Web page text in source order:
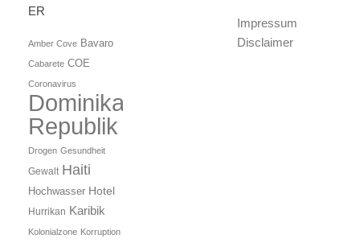
ER
Amber Cove Bavaro
Cabarete COE
Coronavirus
Dominikanische
Republik
Drogen Gesundheit
Gewalt Haiti
Hochwasser Hotel
Hurrikan Karibik
Kolonialzone Korruption
Impressum
Disclaimer